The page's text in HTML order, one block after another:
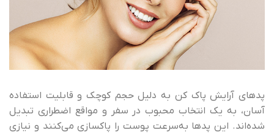
پدهای آرایش پاک کن به دلیل حجم کوچک و قابلیت استفاده
آسان، به یک انتخاب محبوب در سفر و مواقع اضطراری تبدیل
شده‌اند. این پدها به‌سرعت پوست را پاکسازی می‌کنند و نیازی